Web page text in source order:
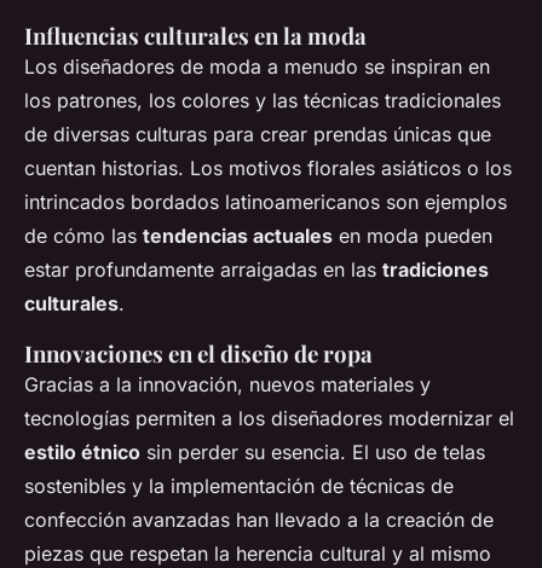
Influencias culturales en la moda
Los diseñadores de moda a menudo se inspiran en
los patrones, los colores y las técnicas tradicionales
de diversas culturas para crear prendas únicas que
cuentan historias. Los motivos florales asiáticos o los
intrincados bordados latinoamericanos son ejemplos
de cómo las tendencias actuales en moda pueden
estar profundamente arraigadas en las tradiciones
culturales.
Innovaciones en el diseño de ropa
Gracias a la innovación, nuevos materiales y
tecnologías permiten a los diseñadores modernizar el
estilo étnico sin perder su esencia. El uso de telas
sostenibles y la implementación de técnicas de
confección avanzadas han llevado a la creación de
piezas que respetan la herencia cultural y al mismo